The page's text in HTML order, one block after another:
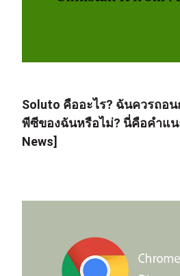
Soluto คืออะไร? ฉันควรถอ
พีซีของฉันหรือไม่? นี่คือคำแน
News]